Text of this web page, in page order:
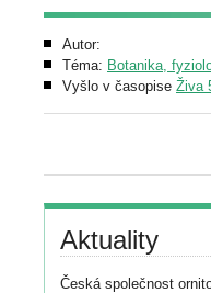
Autor:
Téma: Botanika,
Vyšlo v časopise Živa
Aktuality
Česká společnost